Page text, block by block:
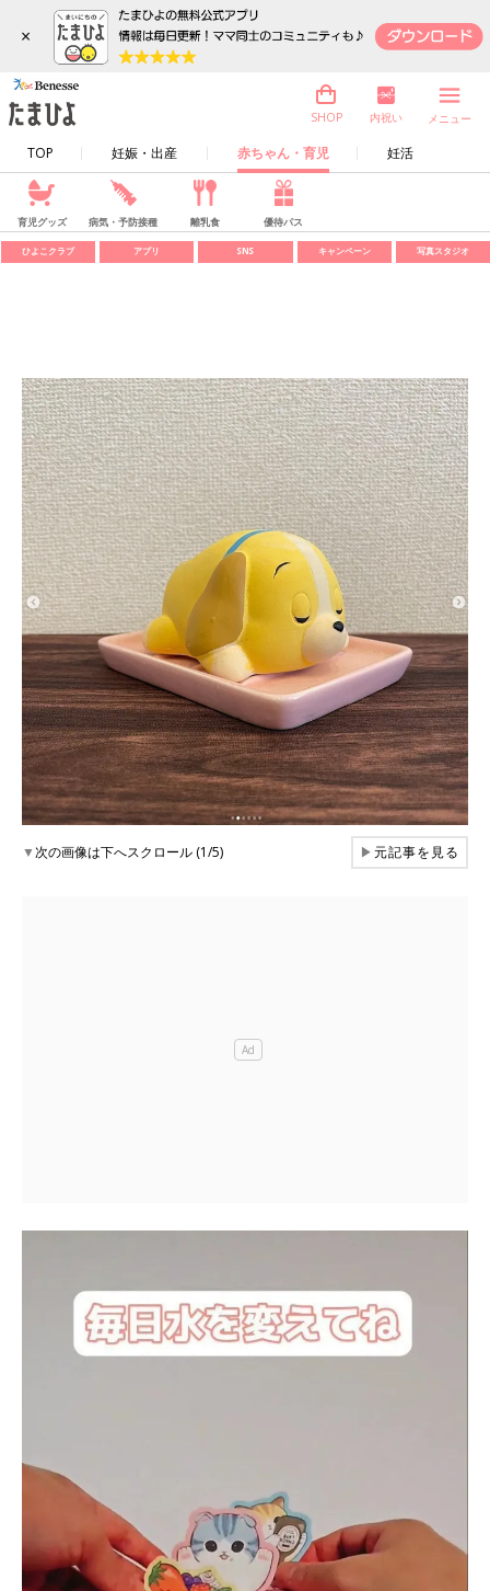
×
TOP 妊娠・出産 赤ちゃん・育児 妊活
SHOP 内祝い メニュー
育児グッズ 病気・予防接種 離乳食 優待パス
ひよこクラブ アプリ SNS キャンペーン 写真スタジオ
▼次の画像は下へスクロール (1/5) ▶元記事を見る